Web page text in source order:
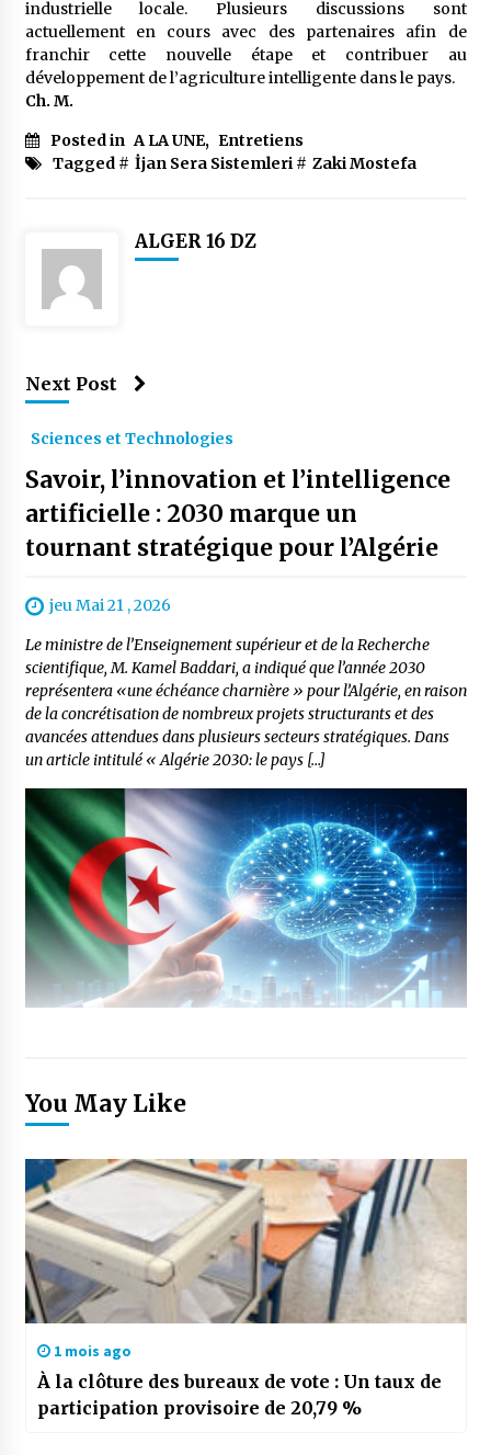
industrielle locale. Plusieurs discussions sont
actuellement en cours avec des partenaires afin de
franchir cette nouvelle étape et contribuer au
développement de l’agriculture intelligente dans le pays.
Ch. M.
Posted in A LA UNE, Entretiens
Tagged # İjan Sera Sistemleri# Zaki Mostefa
ALGER 16 DZ
Next Post
Sciences et Technologies
Savoir, l’innovation et l’intelligence
artificielle : 2030 marque un
tournant stratégique pour l’Algérie
jeu Mai 21 , 2026
Le ministre de l’Enseignement supérieur et de la Recherche
scientifique, M. Kamel Baddari, a indiqué que l’année 2030
représentera «une échéance charnière » pour l’Algérie, en raison
de la concrétisation de nombreux projets structurants et des
avancées attendues dans plusieurs secteurs stratégiques. Dans
un article intitulé « Algérie 2030: le pays […]
You May Like
1 mois ago
À la clôture des bureaux de vote : Un taux de
participation provisoire de 20,79 %